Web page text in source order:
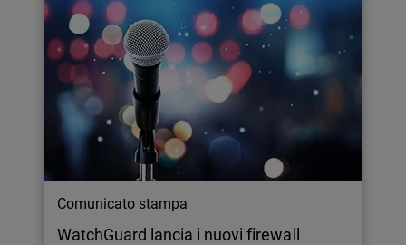
Comunicato stampa
WatchGuard lancia i nuovi firewall